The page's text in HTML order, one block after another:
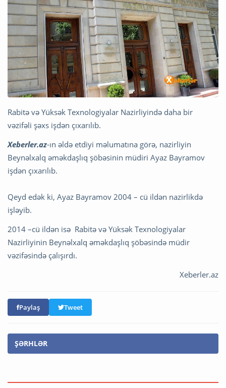
Rabitə və Yüksək Texnologiyalar Nazirliyində daha bir
vəzifəli şəxs işdən çıxarılıb.
Xeberler.az-ın əldə etdiyi məlumatına görə, nazirliyin
Beynəlxalq əməkdaşlıq şöbəsinin müdiri Ayaz Bayramov
işdən çıxarılıb.
Qeyd edək ki, Ayaz Bayramov 2004 – cü ildən nazirlikdə
işləyib.
2014 –cü ildən isə Rabitə və Yüksək Texnologiyalar
Nazirliyinin Beynəlxalq əməkdaşlıq şöbəsində müdir
vəzifəsində çalışırdı.
Xeberler.az
Paylaş Tweet
ŞƏRHLƏR